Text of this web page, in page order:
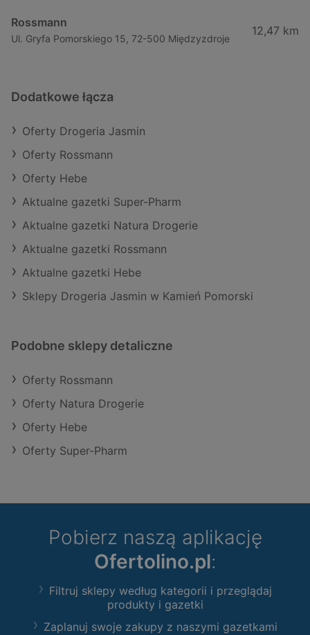
Rossmann
Ul. Gryfa Pomorskiego 15, 72-500 Międzyzdroje
12,47 km
Dodatkowe łącza
Oferty Drogeria Jasmin
Oferty Rossmann
Oferty Hebe
Aktualne gazetki Super-Pharm
Aktualne gazetki Natura Drogerie
Aktualne gazetki Rossmann
Aktualne gazetki Hebe
Sklepy Drogeria Jasmin w Kamień Pomorski
Podobne sklepy detaliczne
Oferty Rossmann
Oferty Natura Drogerie
Oferty Hebe
Oferty Super-Pharm
Pobierz naszą aplikację
Ofertolino.pl:
Filtruj sklepy według kategorii i przeglądaj
produkty i gazetki
Zaplanuj swoje zakupy z naszymi gazetkami